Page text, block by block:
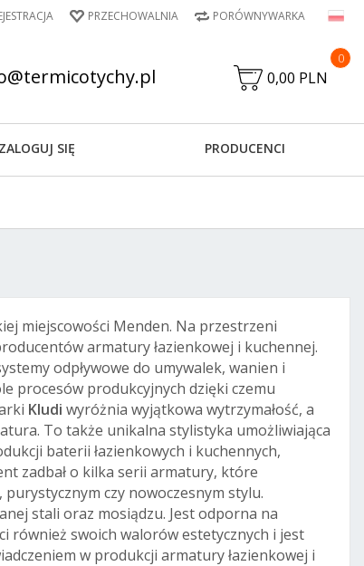
PRZECHOWALNIA PORÓWNYWARKA
0,00 PLN
0
ZALOGUJ SIĘ PRODUCENCI
miejscowości Menden. Na przestrzeni
armatury łazienkowej i kuchennej.
odpływowe do umywalek, wanien i
procesów produkcyjnych dzięki czemu
Kludi wyróżnia wyjątkowa wytrzymałość, a
To także unikalna stylistyka umożliwiająca
baterii łazienkowych i kuchennych,
zadbał o kilka serii armatury, które
czy nowoczesnym stylu.
stali oraz mosiądzu. Jest odporna na
również swoich walorów estetycznych i jest
w produkcji armatury łazienkowej i